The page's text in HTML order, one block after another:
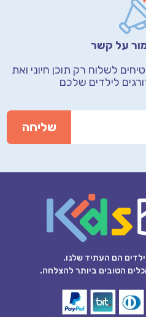
על קשר
לשלוח רק תוכן חיוני ואת
לילדים שלכם
הם העתיד שלנו.
הטובים ביותר להצלחה.